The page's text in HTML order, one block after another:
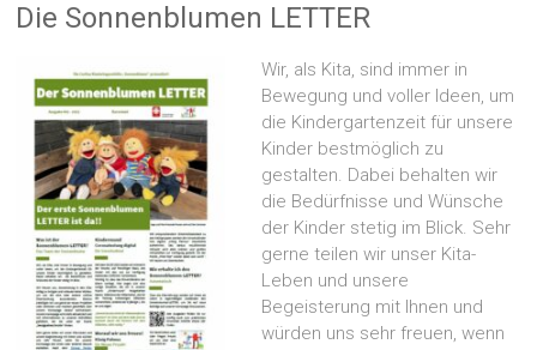
Die Sonnenblumen LETTER
Wir, als Kita, sind immer in
Bewegung und voller Ideen, um
die Kindergartenzeit für unsere
Kinder bestmöglich zu
gestalten. Dabei behalten wir
die Bedürfnisse und Wünsche
der Kinder stetig im Blick. Sehr
gerne teilen wir unser Kita-
Leben und unsere
Begeisterung mit Ihnen und
würden uns sehr freuen, wenn